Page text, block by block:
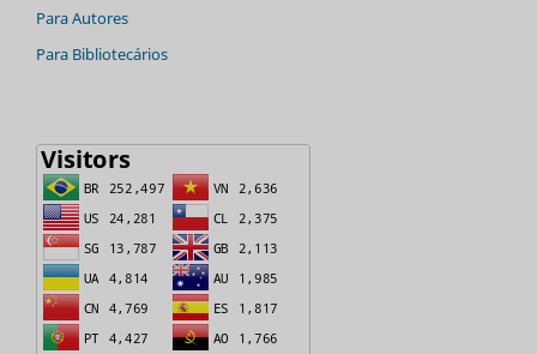
Para Autores
Para Bibliotecários